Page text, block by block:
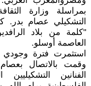
بمراسلة وزارة
التشكيلي عصام بدر.
العاصمة أوسلو.
وقمت بالاتصال
الفنانين